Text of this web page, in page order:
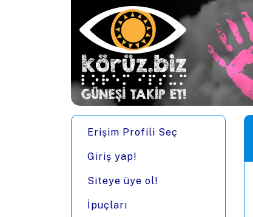
Ana içeriğe zıpla
Erişim Profili Seç
Giriş yap!
Siteye üye ol!
İpuçları